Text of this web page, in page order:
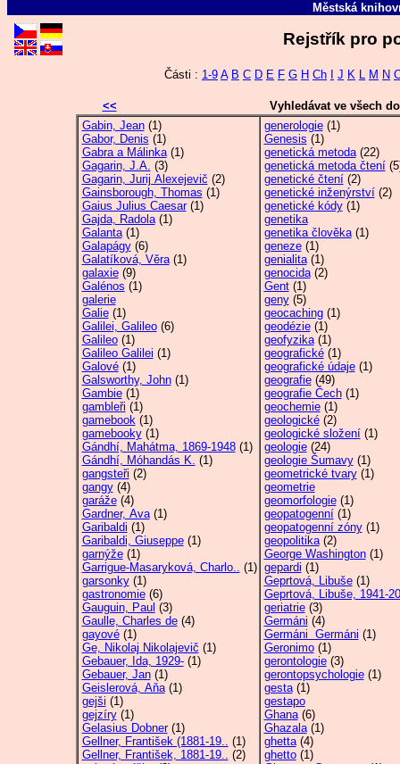
Městská
Rejstřík pro
Části : 1-9 A B C D E F G H Ch J K L M N
<<
Vyhledávat ve všech
Gabin, Jean(1)
Gabor, Denis (1)
Gabra a Málinka(1)
Gagarin, J.A. (3)
Gagarin, Jurij Alexejevič (2)
Gainsborough, Thomas (1)
Gaius Julius Caesar(1)
Gajda, Radola(1)
Galanta(1)
Galapágy(6)
Galatíková, Věra(1)
galaxie(9)
Galénos (1)
galerie
Galie(1)
Galilei, Galileo(6)
Galileo(1)
Galileo Galilei (1)
Galové(1)
Galsworthy, John(1)
Gambie(1)
gambleři (1)
gamebook(1)
gamebooky(1)
Gándhí, Mahátma, 1869-1948(1)
Gándhí, Móhandás K. (1)
gangsteři (2)
gangy(4)
garáže(4)
Gardner, Ava(1)
Garibaldi (1)
Garibaldi, Giuseppe(1)
garnýže(1)
Garrigue-Masaryková, Charlo.. (1)
garsonky(1)
gastronomie(6)
Gauguin, Paul (3)
Gaulle, Charles de(4)
gayové(1)
Ge, Nikolaj Nikolajevič (1)
Gebauer, Ida, 1929-(1)
Gebauer, Jan(1)
Geislerová, Aňa(1)
gejši (1)
gejzíry(1)
Gelasius Dobner(1)
Gellner, František (1881-19.. (1)
Gellner, František, 1881-19.. (2)
generologie(1)
Genesis (1)
genetická metoda(22)
genetická metoda čtení
genetické čtení(2)
genetické inženýrství(2)
genetické kódy(1)
genetika
genetika člověka(1)
geneze(1)
genialita(1)
genocida(2)
Gent(1)
geny(5)
geocaching(1)
geodézie(1)
geofyzika(1)
geografické(1)
geografické údaje(1)
geografie(49)
geografie Čech(1)
geochemie(1)
geologické(2)
geologické složení(1)
geologie(24)
geologie Šumavy(1)
geometrické tvary(1)
geometrie
geomorfologie(1)
geopatogenní(1)
geopatogenní zóny(1)
geopolitika(2)
George Washington(1)
gepardi (1)
Geprtová, Libuše(1)
Geprtová, Libuše, 1941-
geriatrie(3)
Germáni (4)
Germáni Germáni (1)
Geronimo(1)
gerontologie(3)
gerontopsychologie(1)
gesta(1)
gestapo
Ghana(6)
Ghazala(1)
ghetta(4)
ghetto(1)